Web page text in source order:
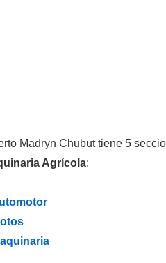
Madryn Chubut tiene 5
Agrícola: